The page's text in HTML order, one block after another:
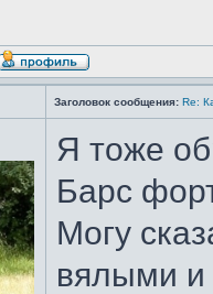
Заголовок сообщения: Re:
Я тоже
Барс
Могу
вялыми и